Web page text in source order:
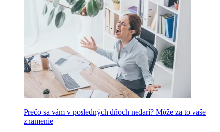
Prečo sa vám v posledných dňoch nedarí? Môže za to vaše
znamenie